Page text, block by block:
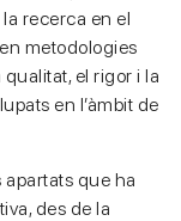
recerca en el
metodologies
el rigor i la
en l’àmbit de
que ha
des de la